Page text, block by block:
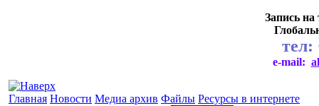
Запись
тел:
e-mail:
Главная Новости Медиа архив Файлы Ресурсы в интернете